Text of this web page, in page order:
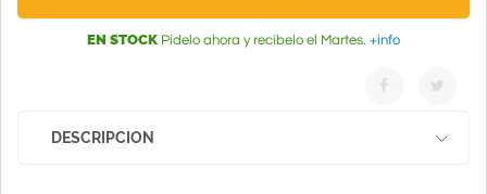
EN STOCK Pídelo ahora y recíbelo el Martes. +info
DESCRIPCION